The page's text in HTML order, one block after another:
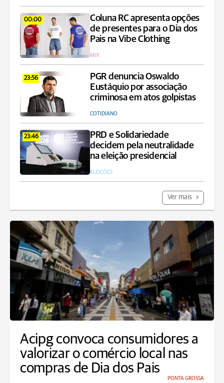
00:00
Coluna RC apresenta opções
de presentes para o Dia dos
Pais na Vibe Clothing
MIX
23:56
PGR denuncia Oswaldo
Eustáquio por associação
criminosa em atos golpistas
COTIDIANO
23:46
PRD e Solidariedade
decidem pela neutralidade
na eleição presidencial
ELEIÇÕES
Ver mais
Acipg convoca consumidores a
valorizar o comércio local nas
compras de Dia dos Pais
PONTA GROSSA